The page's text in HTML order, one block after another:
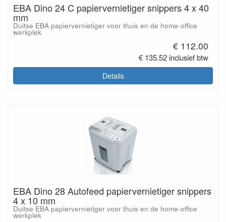
EBA Dino 24 C papiervernietiger snippers 4 x 40
mm
Duitse EBA papiervernietiger voor thuis en de home-office
werkplek
€ 112.00
€ 135.52 inclusief btw
Details
EBA Dino 28 Autofeed papiervernietiger snippers
4 x 10 mm
Duitse EBA papiervernietiger voor thuis en de home-office
werkplek